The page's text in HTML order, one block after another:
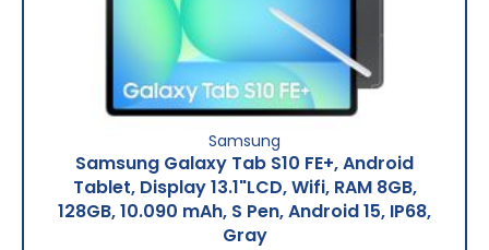
Samsung
Samsung Galaxy Tab S10 FE+, Android
Tablet, Display 13.1"LCD, Wifi, RAM 8GB,
128GB, 10.090 mAh, S Pen, Android 15, IP68,
Gray